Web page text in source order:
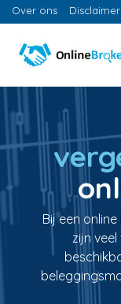
Over ons Disclaimer
Bij een
zijn